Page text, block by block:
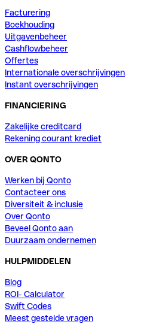
Facturering
Boekhouding
Uitgavenbeheer
Cashflowbeheer
Offertes
Internationale overschrijvingen
Instant overschrijvingen
FINANCIERING
Zakelijke creditcard
Rekening courant krediet
OVER QONTO
Werken bij Qonto
Contacteer ons
Diversiteit & inclusie
Over Qonto
Beveel Qonto aan
Duurzaam ondernemen
HULPMIDDELEN
Blog
ROI- Calculator
Swift Codes
Meest gestelde vragen